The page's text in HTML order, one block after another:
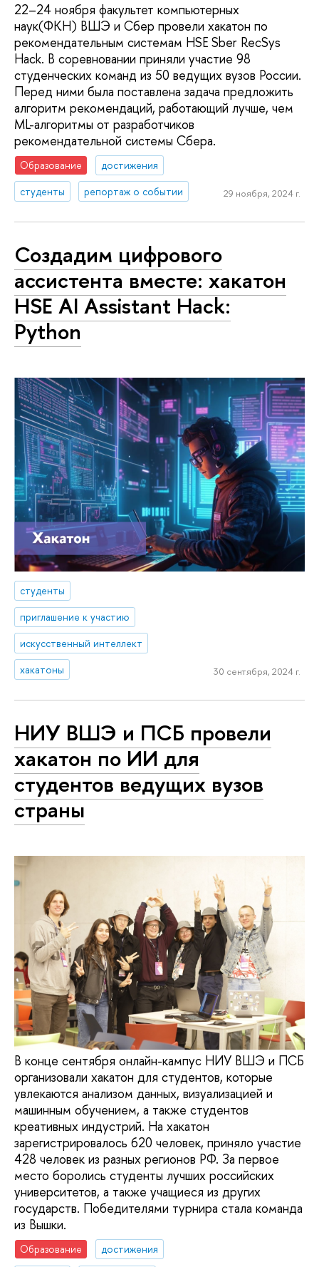
22–24 ноября факультет компьютерных
наук(ФКН) ВШЭ и Сбер провели хакатон по
рекомендательным системам HSE Sber RecSys
Hack. В соревновании приняли участие 98
студенческих команд из 50 ведущих вузов России.
Перед ними была поставлена задача предложить
алгоритм рекомендаций, работающий лучше, чем
ML-алгоритмы от разработчиков
рекомендательной системы Сбера.
Образование
достижения
студенты
репортаж о событии 29 ноября, 2024 г.
Создадим цифрового
ассистента вместе: хакатон
HSE AI Assistant Hack:
Python
студенты
приглашение к участию
искусственный интеллект
хакатоны
30 сентября, 2024 г.
НИУ ВШЭ и ПСБ провели
хакатон по ИИ для
студентов ведущих вузов
страны
В конце сентября онлайн-кампус НИУ ВШЭ и ПСБ
организовали хакатон для студентов, которые
увлекаются анализом данных, визуализацией и
машинным обучением, а также студентов
креативных индустрий. На хакатон
зарегистрировалось 620 человек, приняло участие
428 человек из разных регионов РФ. За первое
место боролись студенты лучших российских
университетов, а также учащиеся из других
государств. Победителями турнира стала команда
из Вышки.
Образование достижения